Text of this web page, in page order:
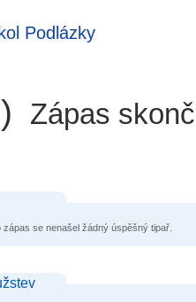
Podlázky
Zápas
zápas se nenašel žádný úspěšný tipař.